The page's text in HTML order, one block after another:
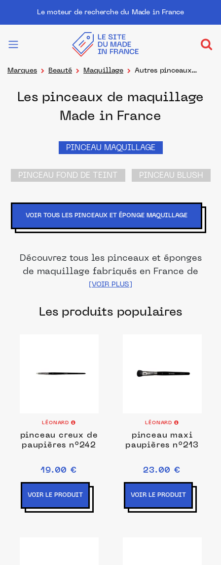
Le moteur de recherche du Made in France
Marques Beauté Maquillage Autres pinceaux
Les pinceaux de maquillage
Made in France
PINCEAU MAQUILLAGE
PINCEAU FOND DE TEINT PINCEAU BLUSH
VOIR TOUS LES PINCEAUX ET ÉPONGE MAQUILLAGE
Découvrez tous les pinceaux et éponges
de maquillage fabriqués en France de
nos marques et distributeurs partenaires.
ateliers et manufactures français pour
Les produits populaires
LÉONARD
pinceau creux de
paupières n°242
19.00 €
VOIR LE PRODUIT
LÉONARD
pinceau maxi
paupières n°213
23.00 €
VOIR LE PRODUIT